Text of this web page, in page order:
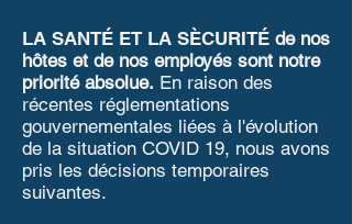
LA SANTÉ ET LA SÈCURITÉ de nos
hôtes et de nos employés sont notre
priorité absolue. En raison des
récentes réglementations
gouvernementales liées à l'évolution
de la situation COVID 19, nous avons
pris les décisions temporaires
suivantes.